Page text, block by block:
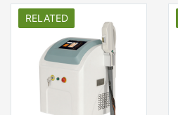
RELATED